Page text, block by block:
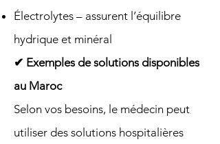
Électrolytes – assurent l’équilibre
hydrique et minéral
✔ Exemples de solutions disponibles
au Maroc
Selon vos besoins, le médecin peut
utiliser des solutions hospitalières